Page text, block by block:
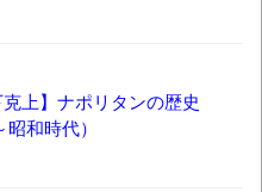
克上】ナポリタンの歴史
昭和時代）